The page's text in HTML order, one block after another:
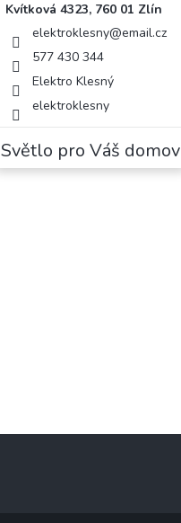
Kvítková 4323, 760 01 Zlín
elektroklesny@email.cz
577 430 344
Elektro Klesný
elektroklesny
Světlo pro Váš domov